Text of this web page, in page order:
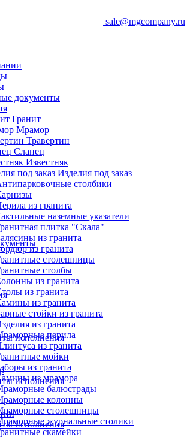
sale@mgcompany.ru
документы
Гранит
Мрамор
Травертин
Сланец
Известняк
Изделия под заказ
столбики
из гранита
наземные указатели
плитка "Скала"
из гранита
из гранита
столешницы
столбы
из гранита
из гранита
из гранита
стойки из гранита
из гранита
перила
из гранита
мойки
из гранита
из мрамора
балюстрады
колонны
столешницы
журнальные столики
скамейки
исполнения
исполнения
исполнения